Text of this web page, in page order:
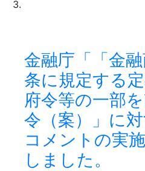
金融庁「「金
条に規定する
府令等の一部
令（案）」に
コメントの実
しました。